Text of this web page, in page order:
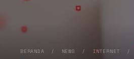
BERANDA / NEWS / INTERNET /